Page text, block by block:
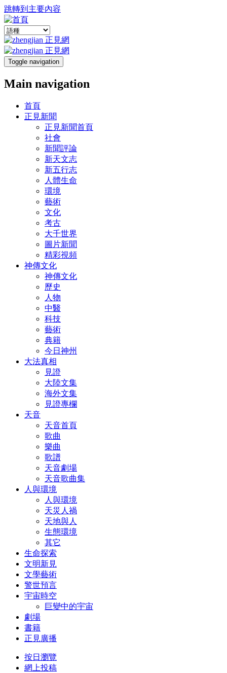
跳轉到主要內容
Toggle navigation
Main navigation
首頁
正見新聞
正見新聞首頁
社會
新聞評論
新天文志
新五行志
人體生命
環境
藝術
文化
考古
大千世界
圖片新聞
精彩視頻
神傳文化
神傳文化
歷史
人物
中醫
科技
藝術
典籍
今日神州
大法真相
見證
大陸文集
海外文集
見證專欄
天音
天音首頁
歌曲
樂曲
歌譜
天音劇場
天音歌曲集
人與環境
人與環境
天災人禍
天地與人
生態環境
其它
生命探索
文明新見
文學藝術
警世預言
宇宙時空
巨變中的宇宙
劇場
書籍
正見廣播
按日瀏覽
網上投稿